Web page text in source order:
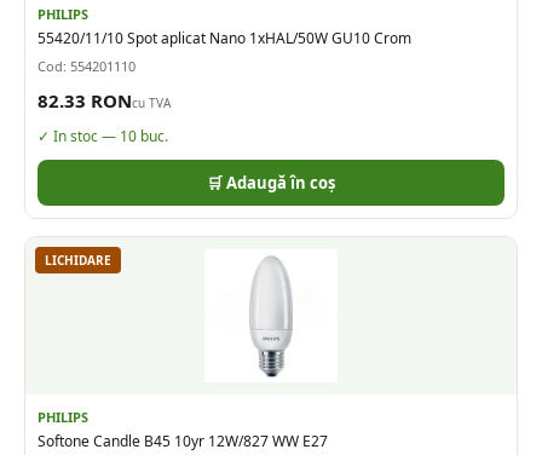
PHILIPS
55420/11/10 Spot aplicat Nano 1xHAL/50W GU10 Crom
Cod: 554201110
82.33 RONcu TVA
✓ In stoc — 10 buc.
🛒 Adaugă în coș
LICHIDARE
PHILIPS
Softone Candle B45 10yr 12W/827 WW E27